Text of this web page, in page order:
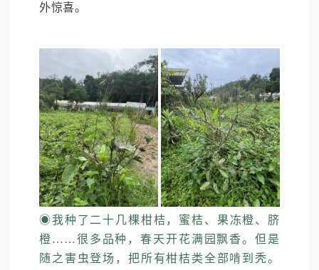
外惊喜。
◉我种了二十几棵柑桔，蜜桔、果冻橙、脐
橙……很多品种，春天开花满园飘香。但是
随之害虫登场，把所有柑桔类全部啃到秃。